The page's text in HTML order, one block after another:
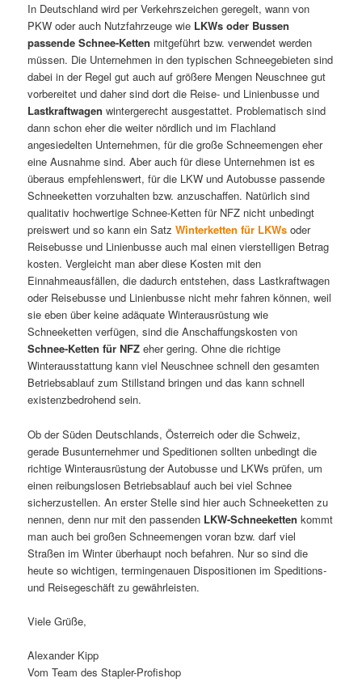
In Deutschland wird per Verkehrszeichen geregelt, wann von
PKW oder auch Nutzfahrzeuge wie LKWs oder Bussen
passende Schnee-Ketten mitgeführt bzw. verwendet werden
müssen. Die Unternehmen in den typischen Schneegebieten sind
dabei in der Regel gut auch auf größere Mengen Neuschnee gut
vorbereitet und daher sind dort die Reise- und Linienbusse und
Lastkraftwagen wintergerecht ausgestattet. Problematisch sind
dann schon eher die weiter nördlich und im Flachland
angesiedelten Unternehmen, für die große Schneemengen eher
eine Ausnahme sind. Aber auch für diese Unternehmen ist es
überaus empfehlenswert, für die LKW und Autobusse passende
Schneeketten vorzuhalten bzw. anzuschaffen. Natürlich sind
qualitativ hochwertige Schnee-Ketten für NFZ nicht unbedingt
preiswert und so kann ein SatzWinterketten für LKWs oder
Reisebusse und Linienbusse auch mal einen vierstelligen Betrag
kosten. Vergleicht man aber diese Kosten mit den
Einnahmeausfällen, die dadurch entstehen, dass Lastkraftwagen
oder Reisebusse und Linienbusse nicht mehr fahren können, weil
sie eben über keine adäquate Winterausrüstung wie
Schneeketten verfügen, sind die Anschaffungskosten von
Schnee-Ketten für NFZ eher gering. Ohne die richtige
Winterausstattung kann viel Neuschnee schnell den gesamten
Betriebsablauf zum Stillstand bringen und das kann schnell
existenzbedrohend sein.
Ob der Süden Deutschlands, Österreich oder die Schweiz,
gerade Busunternehmer und Speditionen sollten unbedingt die
richtige Winterausrüstung der Autobusse und LKWs prüfen, um
einen reibungslosen Betriebsablauf auch bei viel Schnee
sicherzustellen. An erster Stelle sind hier auch Schneeketten zu
nennen, denn nur mit den passenden LKW-Schneeketten kommt
man auch bei großen Schneemengen voran bzw. darf viel
Straßen im Winter überhaupt noch befahren. Nur so sind die
heute so wichtigen, termingenauen Dispositionen im Speditions-
und Reisegeschäft zu gewährleisten.
Viele Grüße,
Alexander Kipp
Vom Team des Stapler-Profishop